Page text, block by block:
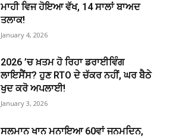
ਮਾਹੀ ਵਿਜ ਹੋਇਆ ਵੱਖ, 14 ਸਾਲਾਂ ਬਾਅਦ
ਤਲਾਕ!
January 4, 2026
2026 ’ਚ ਖ਼ਤਮ ਹੋ ਰਿਹਾ ਡਰਾਈਵਿੰਗ
ਲਾਇਸੈਂਸ? ਹੁਣ RTO ਦੇ ਚੱਕਰ ਨਹੀਂ, ਘਰ ਬੈਠੇ
ਖੁਦ ਕਰੋ ਅਪਲਾਈ!
January 3, 2026
ਸਲਮਾਨ ਖਾਨ ਮਨਾਇਆ 60ਵਾਂ ਜਨਮਦਿਨ,